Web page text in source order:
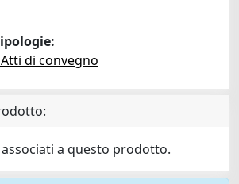
di convegno
a questo prodotto.